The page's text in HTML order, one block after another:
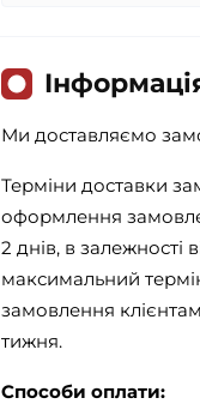
Ми доставляємо
Терміни доставки
оформлення
2 днів, в залежності
максимальний
замовлення
тижня.
Способи оплати: